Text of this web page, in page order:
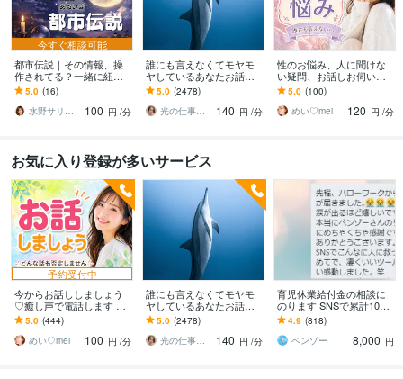
今すぐ相談可能
都市伝説｜その情報、操
作されてる？一緒に紐解
きます 陰謀論本当に偶
然？その直感、否定しま
せん。全部お聞きしま
5.0 (16)
水野サリー✨優しく寄り添う話し相手
100 円 /分
誰にも言えなくてモヤモ
ヤしているあなたお話伺
います ひとりで抱え込ま
ないで！ちょっと聞いて
ほしい！でも大丈夫❤️
5.0 (2478)
光の仕事人☆picari
140 円 /分
性のお悩み、人に聞けな
い疑問、お話しお伺いし
ます 男女の性のお悩み、
人に聞けないお話し何で
もどうぞ！♡
5.0 (100)
めい♡mei
120 円 /分
お気に入り登録が多いサービス
予約受付中
今からお話ししましょう
♡癒し声で電話します 気
楽にフリートーク♡雑談
から悩み相談まで✨5分で
も大歓迎❤️
5.0 (444)
めい♡mei
100 円 /分
誰にも言えなくてモヤモ
ヤしているあなたお話伺
います ひとりで抱え込ま
ないで！ちょっと聞いて
ほしい！でも大丈夫❤️
5.0 (2478)
光の仕事人☆picari
140 円 /分
育児休業給付金の相談に
のります SNSで累計1000
件超回答した、現役社労
士事務所職員が対応
4.9 (818)
ベンゾー
8,000 円